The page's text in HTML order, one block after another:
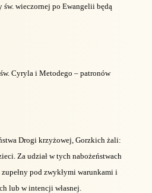
św. wieczornej po Ewangelii będą
Cyryla i Metodego – patronów
Drogi krzyżowej, Gorzkich żali:
Za udział w tych nabożeństwach
pod zwykłymi warunkami i
lub w intencji własnej.